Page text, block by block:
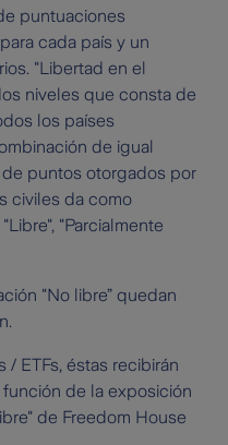
puntuaciones
cada país y un
"Libertad en el
niveles que consta de
los países
de igual
puntos otorgados por
civiles da como
"Parcialmente
"No libre” quedan
/ ETFs, éstas recibirán
función de la exposición
de Freedom House